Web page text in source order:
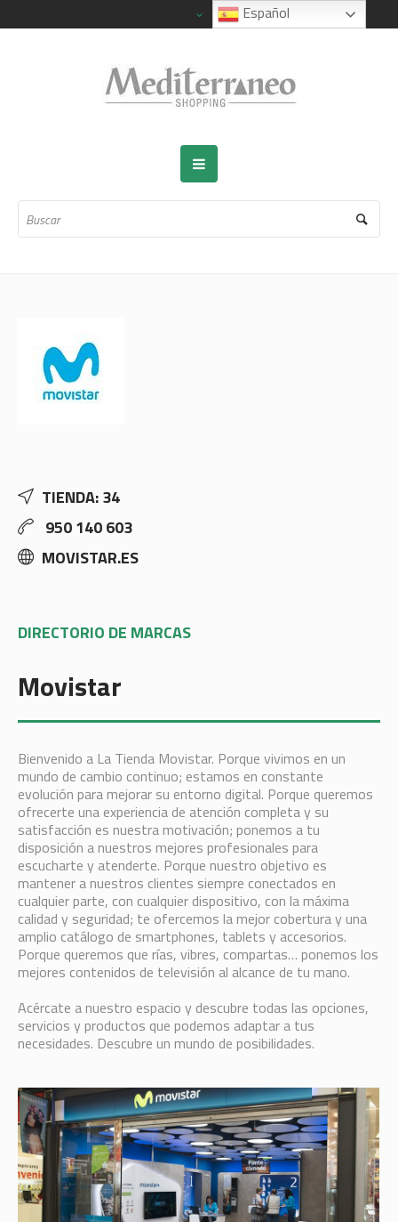
TIENDA: 34
950 140 603
MOVISTAR.ES
DIRECTORIO DE MARCAS
Movistar
Bienvenido a La Tienda Movistar. Porque vivimos en un
mundo de cambio continuo; estamos en constante
evolución para mejorar su entorno digital. Porque queremos
ofrecerte una experiencia de atención completa y su
satisfacción es nuestra motivación; ponemos a tu
disposición a nuestros mejores profesionales para
escucharte y atenderte. Porque nuestro objetivo es
mantener a nuestros clientes siempre conectados en
cualquier parte, con cualquier dispositivo, con la máxima
calidad y seguridad; te ofercemos la mejor cobertura y una
amplio catálogo de smartphones, tablets y accesorios.
Porque queremos que rías, vibres, compartas… ponemos los
mejores contenidos de televisión al alcance de tu mano.
Acércate a nuestro espacio y descubre todas las opciones,
servicios y productos que podemos adaptar a tus
necesidades. Descubre un mundo de posibilidades.
Español